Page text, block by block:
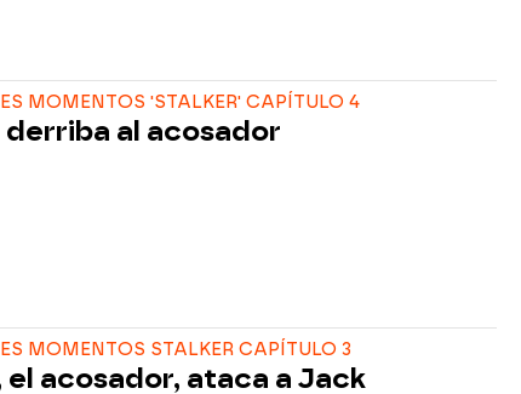
MOMENTOS 'STALKER' CAPÍTULO 4
derriba al acosador
MOMENTOS STALKER CAPÍTULO 3
el acosador, ataca a Jack